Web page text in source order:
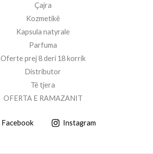
Çajra
Kozmetikë
Kapsula natyrale
Parfuma
Oferte prej 8 deri 18 korrik
Distributor
Të tjera
OFERTA E RAMAZANIT
Facebook Instagram